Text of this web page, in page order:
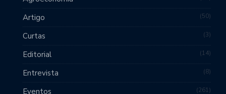
Artigo 50
Curtas 3
Editorial 14
Entrevista 8
Eventos 261